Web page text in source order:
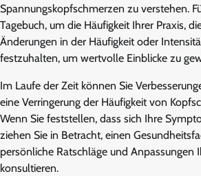
Spannungskopfschmerzen zu verstehen.
Tagebuch, um die Häufigkeit Ihrer Praxis,
Änderungen in der Häufigkeit oder
festzuhalten, um wertvolle Einblicke zu
Im Laufe der Zeit können Sie
eine Verringerung der Häufigkeit von
Wenn Sie feststellen, dass sich Ihre
ziehen Sie in Betracht, einen
persönliche Ratschläge und Anpassungen
konsultieren.